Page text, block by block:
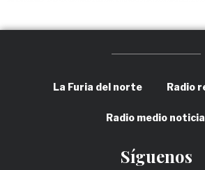
La Furia del norte Radio
Radio medio
Síguenos